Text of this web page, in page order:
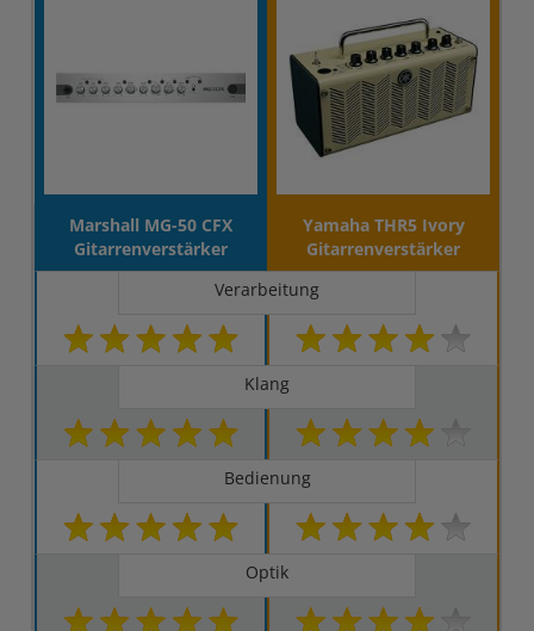
Marshall MG-50 CFX
Gitarrenverstärker
Yamaha THR5 Ivory
Gitarrenverstärker
Verarbeitung
Klang
Bedienung
Optik